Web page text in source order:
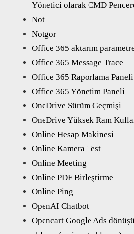
Yönetici olarak CMD
Not
Notgor
Office 365 aktarım
Office 365 Message Trace
Office 365 Raporlama Paneli
Office 365 Yönetim Paneli
OneDrive Sürüm Geçmişi
OneDrive Yüksek Ram
Online Hesap Makinesi
Online Kamera Test
Online Meeting
Online PDF Birleştirme
Online Ping
OpenAI Chatbot
Opencart Google Ads